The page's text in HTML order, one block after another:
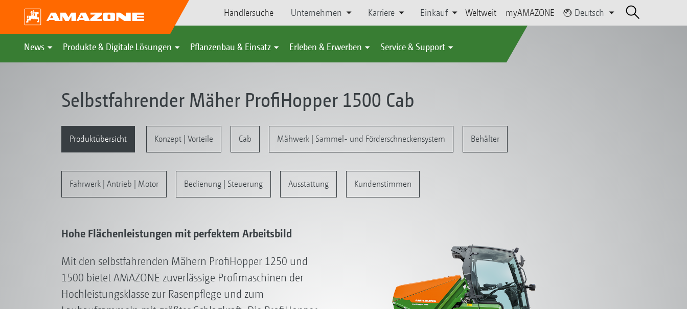
Händlersuche Unternehmen Karriere Einkauf Weltweit myAMAZONE Deutsch
News Produkte & Digitale Lösungen Pflanzenbau & Einsatz Erleben & Erwerben Service & Support
Selbstfahrender Mäher ProfiHopper 1500 Cab
Produktübersicht Konzept | Vorteile Cab Mähwerk | Sammel- und Förderschneckensystem Behälter
Fahrwerk | Antrieb | Motor Bedienung | Steuerung Ausstattung Kundenstimmen
Hohe Flächenleistungen mit perfektem Arbeitsbild
Mit den selbstfahrenden Mähern ProfiHopper 1250 und
1500 bietet AMAZONE zuverlässige Profimaschinen der
Hochleistungsklasse zur Rasenpflege und zum